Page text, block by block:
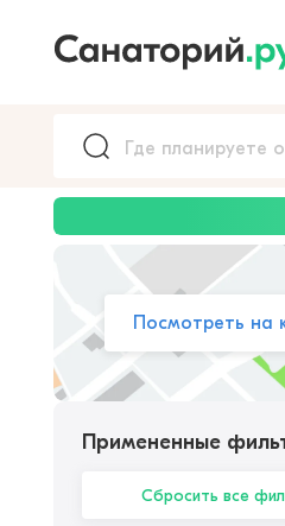
Посмотреть на
Примененные
Сбросить все